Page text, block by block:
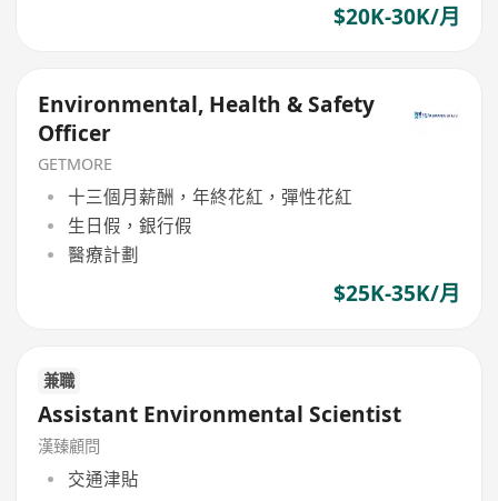
$20K-30K/月
Environmental, Health & Safety
Officer
GETMORE
十三個月薪酬，年終花紅，彈性花紅
生日假，銀行假
醫療計劃
$25K-35K/月
兼職
Assistant Environmental Scientist
漢臻顧問
交通津貼